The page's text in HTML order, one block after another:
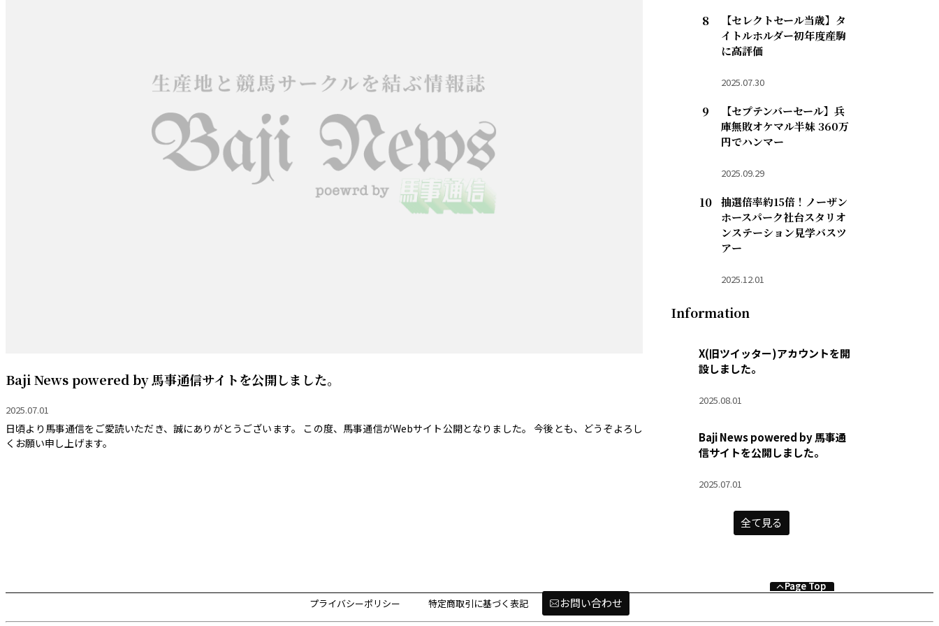
Baji News powered by 馬事通信サイトを公開しました。
2025.07.01
日頃より馬事通信をご愛読いただき、誠にありがとうございます。 この度、馬事通信がWebサイト公開となりました。 今後とも、どうぞよろし
くお願い申し上げます。
【セレクトセール当歳】タ
イトルホルダー初年度産駒
に高評価
2025.07.30
【セプテンバーセール】兵
庫無敗オケマル半妹 360万
円でハンマー
2025.09.29
抽選倍率約15倍！ノーザン
ホースパーク社台スタリオ
ンステーション見学バスツ
アー
2025.12.01
Information
X(旧ツイッター)アカウントを開
設しました。
2025.08.01
Baji News powered by 馬事通
信サイトを公開しました。
2025.07.01
全て見る
Page Top
プライバシーポリシー
特定商取引に基づく表記 お問い合わせ